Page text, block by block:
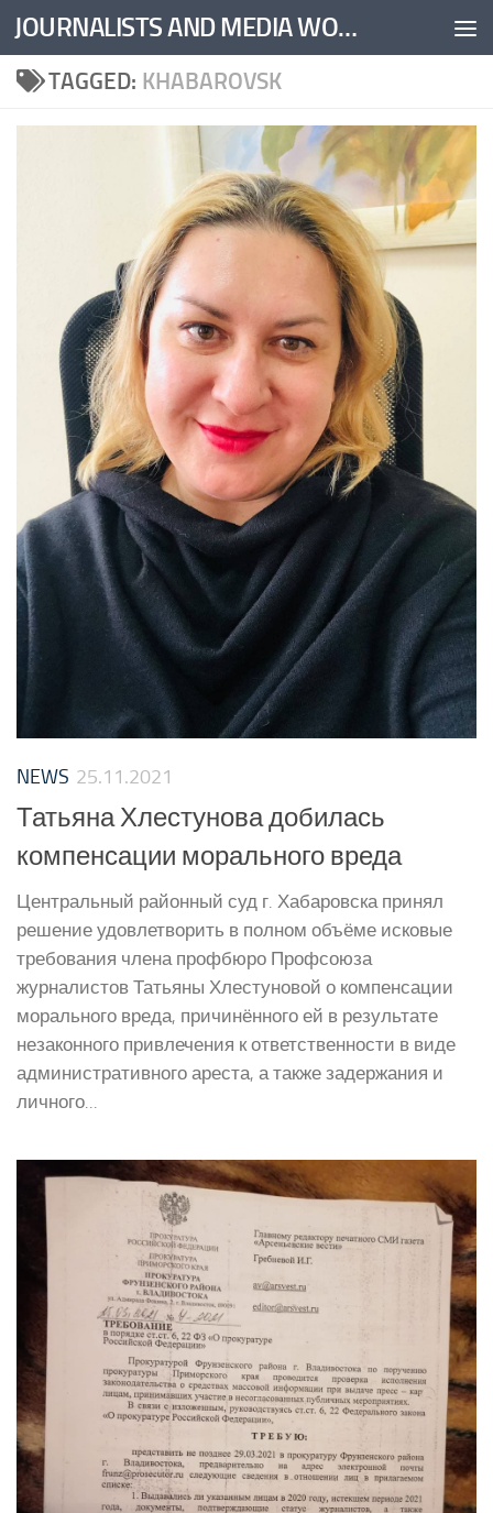
Skip to content JOURNALISTS AND MEDIA WORKERS UNITED
TAGGED: KHABAROVSK
NEWS 25.11.2021
Татьяна Хлестунова добилась
компенсации морального вреда
Центральный районный суд г. Хабаровска принял
решение удовлетворить в полном объёме исковые
требования члена профбюро Профсоюза
журналистов Татьяны Хлестуновой о компенсации
морального вреда, причинённого ей в результате
незаконного привлечения к ответственности в виде
административного ареста, а также задержания и
личного...